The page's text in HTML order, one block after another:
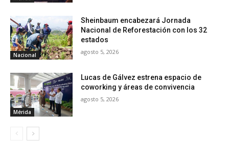
Nacional
Sheinbaum encabezará Jornada
Nacional de Reforestación con los 32
estados
agosto 5, 2026
Mérida
Lucas de Gálvez estrena espacio de
coworking y áreas de convivencia
agosto 5, 2026